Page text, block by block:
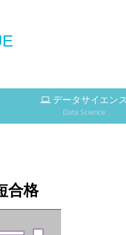
データサイエンス
Data Science
合格